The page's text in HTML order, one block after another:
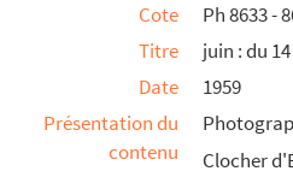
- 9316. n°136-5
Cote
Ph 8633 -
Titre
juin : du
Date
1959
Présentation du
contenu
Clocher